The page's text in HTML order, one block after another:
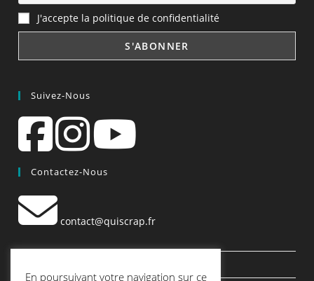
J'accepte la politique de confidentialité
Suivez-Nous
Contactez-Nous
contact@quiscrap.fr
En poursuivant votre navigation sur ce